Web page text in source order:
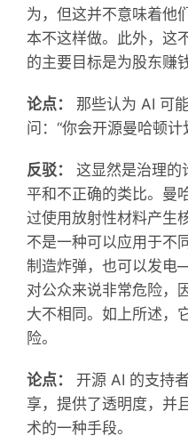
为，但这并不意味着他
本不这样做。此外，这
的主要目标是为股东赚
论点：
那些认为 AI 可
问：“你会开源曼哈顿计
反驳：
这显然是治理的
平和不正确的类比。曼
过使用放射性材料产生
不是一种可以应用于不
制造炸弹，也可以发
对公众来说非常危险，
大不相同。如上所述，
险。
论点：
开源 AI 的支持
享，提供了透明度，并
术的一种手段。